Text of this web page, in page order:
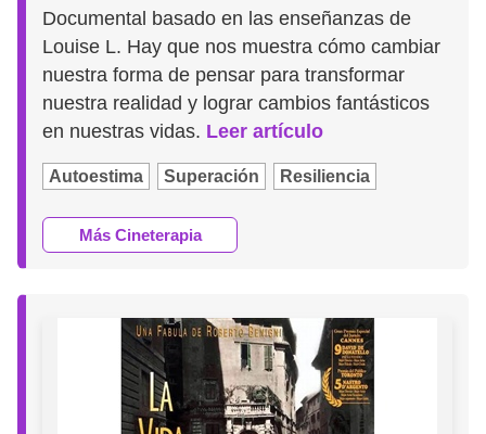
Documental basado en las enseñanzas de
Louise L. Hay que nos muestra cómo cambiar
nuestra forma de pensar para transformar
nuestra realidad y lograr cambios fantásticos
en nuestras vidas. Leer artículo
Autoestima Superación Resiliencia
Más Cineterapia